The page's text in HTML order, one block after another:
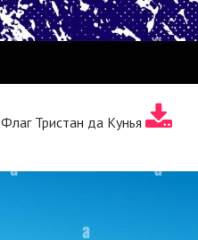
Флаг Тристан да Кунья